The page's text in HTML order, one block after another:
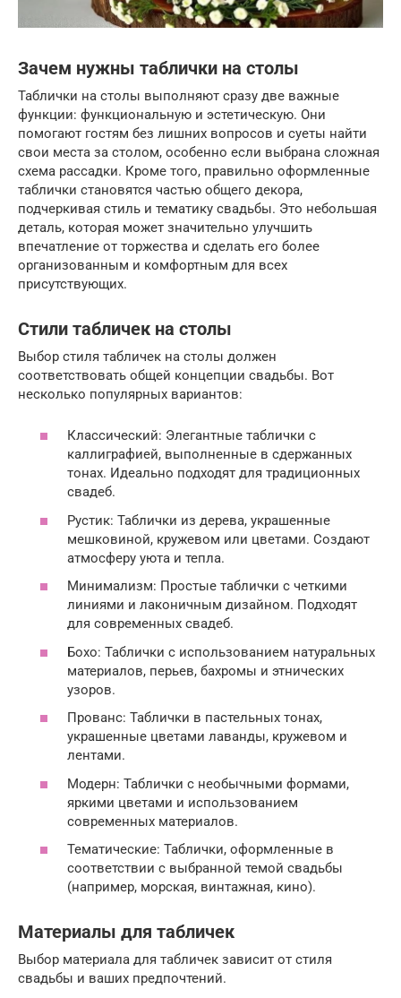
Зачем нужны таблички на столы
Таблички на столы выполняют сразу две важные
функции: функциональную и эстетическую. Они
помогают гостям без лишних вопросов и суеты найти
свои места за столом, особенно если выбрана сложная
схема рассадки. Кроме того, правильно оформленные
таблички становятся частью общего декора,
подчеркивая стиль и тематику свадьбы. Это небольшая
деталь, которая может значительно улучшить
впечатление от торжества и сделать его более
организованным и комфортным для всех
присутствующих.
Стили табличек на столы
Выбор стиля табличек на столы должен
соответствовать общей концепции свадьбы. Вот
несколько популярных вариантов:
Классический: Элегантные таблички с
каллиграфией, выполненные в сдержанных
тонах. Идеально подходят для традиционных
свадеб.
Рустик: Таблички из дерева, украшенные
мешковиной, кружевом или цветами. Создают
атмосферу уюта и тепла.
Минимализм: Простые таблички с четкими
линиями и лаконичным дизайном. Подходят
для современных свадеб.
Бохо: Таблички с использованием натуральных
материалов, перьев, бахромы и этнических
узоров.
Прованс: Таблички в пастельных тонах,
украшенные цветами лаванды, кружевом и
лентами.
Модерн: Таблички с необычными формами,
яркими цветами и использованием
современных материалов.
Тематические: Таблички, оформленные в
соответствии с выбранной темой свадьбы
(например, морская, винтажная, кино).
Материалы для табличек
Выбор материала для табличек зависит от стиля
свадьбы и ваших предпочтений.